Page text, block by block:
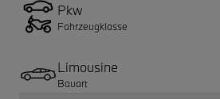
Pkw
Fahrzeugklasse
Limousine
Bauart